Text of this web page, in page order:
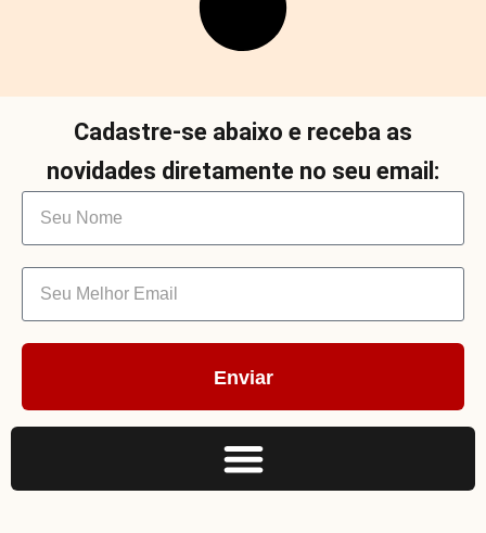
Cadastre-se abaixo e receba as
novidades diretamente no seu email:
Enviar